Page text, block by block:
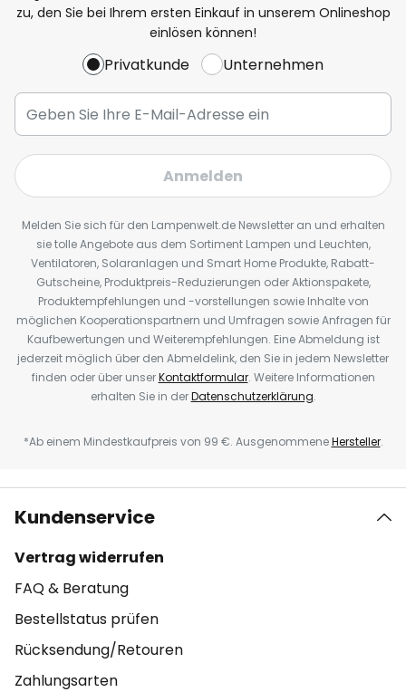
zu, den Sie bei Ihrem ersten Einkauf in unserem Onlineshop
einlösen können!
Privatkunde Unternehmen
Anmelden
Melden Sie sich für den Lampenwelt.de Newsletter an und erhalten
sie tolle Angebote aus dem Sortiment Lampen und Leuchten,
Ventilatoren, Solaranlagen und Smart Home Produkte, Rabatt-
Gutscheine, Produktpreis-Reduzierungen oder Aktionspakete,
Produktempfehlungen und -vorstellungen sowie Inhalte von
möglichen Kooperationspartnern und Umfragen sowie Anfragen für
Kaufbewertungen und Weiterempfehlungen. Eine Abmeldung ist
jederzeit möglich über den Abmeldelink, den Sie in jedem Newsletter
finden oder über unserKontaktformular. Weitere Informationen
erhalten Sie in derDatenschutzerklärung.
*Ab einem Mindestkaufpreis von 99 €. AusgenommeneHersteller.
Kundenservice
Vertrag widerrufen
FAQ & Beratung
Bestellstatus prüfen
Rücksendung/Retouren
Zahlungsarten